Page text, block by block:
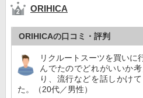
ORIHICA
ORIHICAの口コミ・評判
リクルートスーツを買いに
んでたのでどれがいいか
り、流行などを話しかけ
た。（20代／男性）